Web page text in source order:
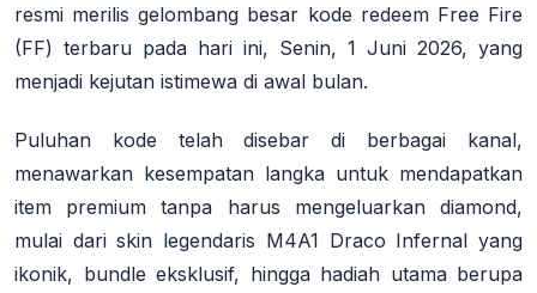
resmi merilis gelombang besar kode redeem Free Fire
(FF) terbaru pada hari ini, Senin, 1 Juni 2026, yang
menjadi kejutan istimewa di awal bulan.
Puluhan kode telah disebar di berbagai kanal,
menawarkan kesempatan langka untuk mendapatkan
item premium tanpa harus mengeluarkan diamond,
mulai dari skin legendaris M4A1 Draco Infernal yang
ikonik, bundle eksklusif, hingga hadiah utama berupa